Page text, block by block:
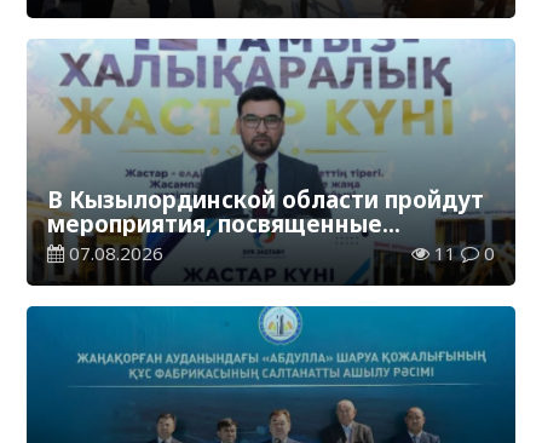
В Кызылординской области пройдут
мероприятия, посвященные
Международному дню молодежи
07.08.2026 11 0